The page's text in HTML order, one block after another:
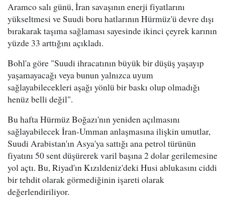
Aramco salı günü, İran savaşının enerji fiyatlarını
yükseltmesi ve Suudi boru hatlarının Hürmüz'ü devre dışı
bırakarak taşıma sağlaması sayesinde ikinci çeyrek karının
yüzde 33 arttığını açıkladı.
Bohl'a göre "Suudi ihracatının büyük bir düşüş yaşayıp
yaşamayacağı veya bunun yalnızca uyum
sağlayabilecekleri aşağı yönlü bir baskı olup olmadığı
henüz belli değil".
Bu hafta Hürmüz Boğazı'nın yeniden açılmasını
sağlayabilecek İran-Umman anlaşmasına ilişkin umutlar,
Suudi Arabistan'ın Asya'ya sattığı ana petrol türünün
fiyatını 50 sent düşürerek varil başına 2 dolar gerilemesine
yol açtı. Bu, Riyad'ın Kızıldeniz'deki Husi ablukasını ciddi
bir tehdit olarak görmediğinin işareti olarak
değerlendiriliyor.